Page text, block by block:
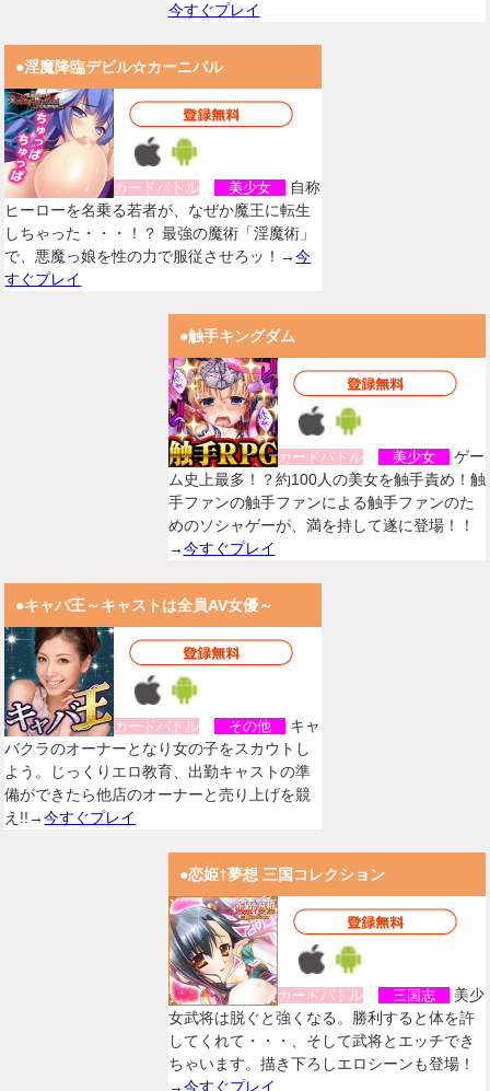
今すぐプレイ
●淫魔降臨デビル☆カーニバル
カードバトル 美少女
自称
ヒーローを名乗る若者が、なぜか魔王に転生
しちゃった・・・！？ 最強の魔術「淫魔術」
で、悪魔っ娘を性の力で服従させろッ！→今
すぐプレイ
●触手キングダム
カードバトル 美少女
ゲー
ム史上最多！？約100人の美女を触手責め！触
手ファンの触手ファンによる触手ファンのた
めのソシャゲーが、満を持して遂に登場！！
→今すぐプレイ
●キャバ王～キャストは全員AV女優～
カードバトル その他
キャ
バクラのオーナーとなり女の子をスカウトし
よう。じっくりエロ教育、出勤キャストの準
備ができたら他店のオーナーと売り上げを競
え!!→今すぐプレイ
●恋姫†夢想 三国コレクション
カードバトル 三国志
美少
女武将は脱ぐと強くなる。勝利すると体を許
してくれて・・・、そして武将とエッチでき
ちゃいます。描き下ろしエロシーンも登場！
→今すぐプレイ